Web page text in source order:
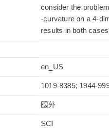
consider the
-curvature on a 4-
results in both
en_US
1019-8385; 1944-
國外
SCI